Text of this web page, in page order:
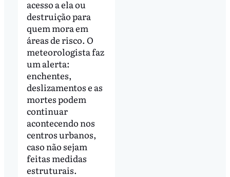
acesso a ela ou
destruição para
quem mora em
áreas de risco. O
meteorologista faz
um alerta:
enchentes,
deslizamentos e as
mortes podem
continuar
acontecendo nos
centros urbanos,
caso não sejam
feitas medidas
estruturais.